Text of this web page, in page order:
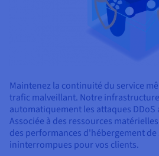
Maintenez la continuité du service
trafic malveillant. Notre
automatiquement les attaques DDoS
Associée à des ressources
des performances d'hébergement
ininterrompues pour vos clients.